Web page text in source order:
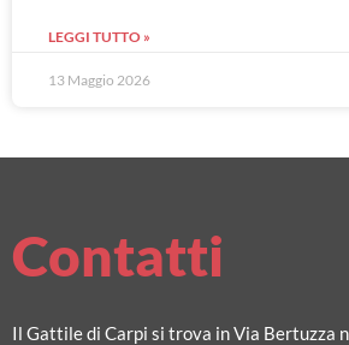
LEGGI TUTTO »
13 Maggio 2026
Contatti
Il Gattile di Carpi si trova in Via Bertuzza